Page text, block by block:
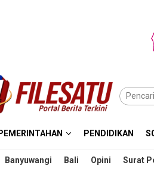
PEMERINTAHAN PENDIDIKAN
Banyuwangi Bali Opini Surat